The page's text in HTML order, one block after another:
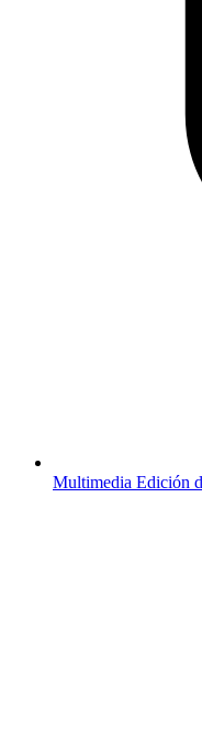
Multimedia Edición